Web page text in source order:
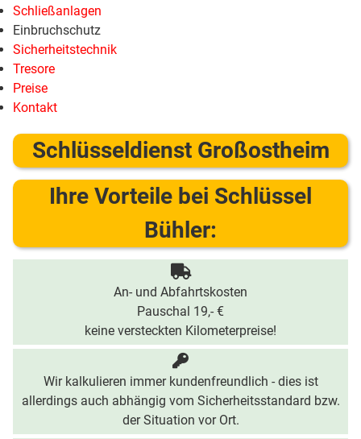
Schließanlagen
Einbruchschutz
Sicherheitstechnik
Tresore
Preise
Kontakt
Schlüsseldienst Großostheim
Ihre Vorteile bei Schlüssel
Bühler:
An- und Abfahrtskosten
Pauschal 19,- €
keine versteckten Kilometerpreise!
Wir kalkulieren immer kundenfreundlich - dies ist
allerdings auch abhängig vom Sicherheitsstandard bzw.
der Situation vor Ort.